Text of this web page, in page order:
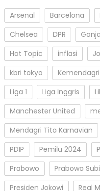
Arsenal Barcelona
Chelsea
DPR
Hot Topic
inflasi
kbri tokyo
Kemendagri
Liga 1
Liga Inggris
Manchester United
Mendagri Tito Karnavian
PDIP
Pemilu 2024
Prabowo
Prabowo
Presiden Jokowi
Real